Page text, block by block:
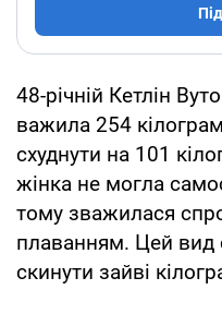
48-річній Кетлін
важила 254
схуднути на 101
жінка не могла
тому зважилася
плаванням. Цей вид
скинути зайві